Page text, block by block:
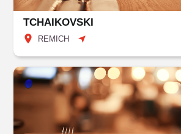
TCHAIKOVSKI
REMICH